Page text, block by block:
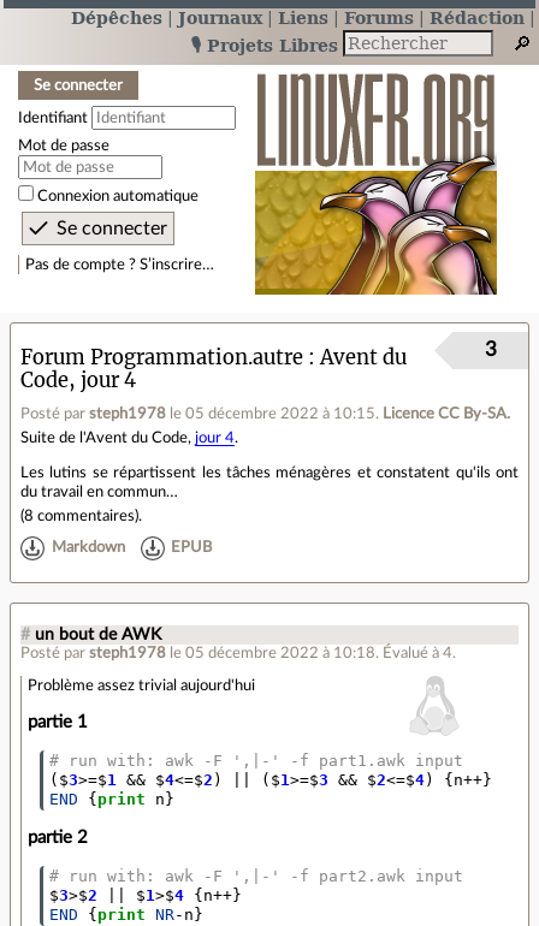
Dépêches Journaux Liens Forums
Rédaction
🎙️ Projets Libres
Se connecter
Identifiant
Mot de passe
Connexion automatique
Pas de compte ? S’inscrire…
Forum Programmation.autre
Avent du
Code, jour 4
Posté par steph1978 le 05 décembre 2022 à 10:15. Licence CC By‑SA.
3
Suite de l'Avent du Code, jour 4.
Les lutins se répartissent les tâches ménagères et constatent qu'ils ont
du travail en commun…
(8 commentaires).
Markdown EPUB
# un bout de AWK
Posté par steph1978 le 05 décembre 2022 à 10:18. Évalué à 4.
Problème assez trivial aujourd'hui
partie 1
# run with: awk -F ',|-' -f part1.awk input
( $3>=$1 && $4<=$2 ) ( $1>=$3 && $2<=$4) { n++}
END
{ print n }
partie 2
# run with: awk -F ',|-' -f part2.awk input
$3>$2 $1>$4 { n++}
END
{ print NR- n }